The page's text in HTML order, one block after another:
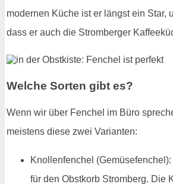
modernen Küche ist er längst ein Star,
dass er auch die Stromberger
Welche Sorten gibt es?
Wenn wir über Fenchel im Büro
meistens diese zwei Varianten:
Knollenfenchel
für den Obstkorb Stromberg. Die